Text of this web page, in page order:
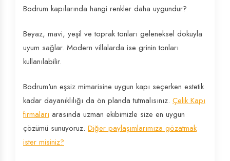
Bodrum kapılarında hangi renkler daha uygundur?
Beyaz, mavi, yeşil ve toprak tonları geleneksel dokuyla
uyum sağlar. Modern villalarda ise grinin tonları
kullanılabilir.
Bodrum'un eşsiz mimarisine uygun kapı seçerken estetik
kadar dayanıklılığı da ön planda tutmalısınız. Çelik Kapı
firmaları arasında uzman ekibimizle size en uygun
çözümü sunuyoruz. Diğer paylaşımlarımıza gözatmak
ister misiniz?